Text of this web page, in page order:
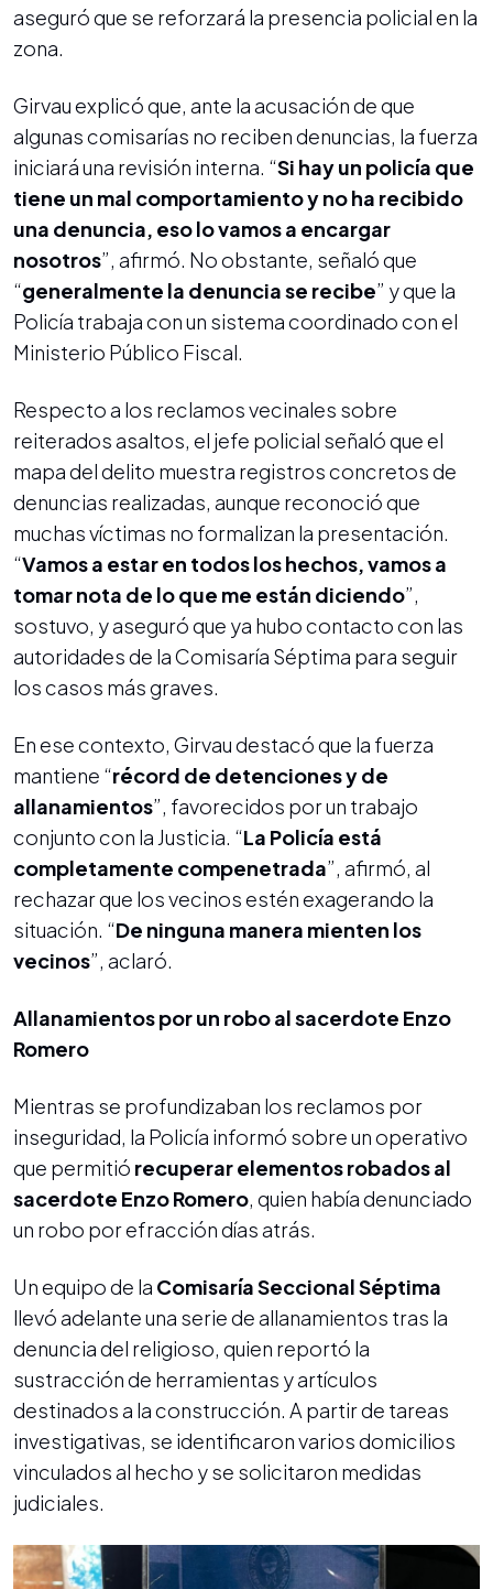
aseguró que se reforzará la presencia policial en la
zona.
Girvau explicó que, ante la acusación de que
algunas comisarías no reciben denuncias, la fuerza
iniciará una revisión interna. “Si hay un policía que
tiene un mal comportamiento y no ha recibido
una denuncia, eso lo vamos a encargar
nosotros”, afirmó. No obstante, señaló que
“generalmente la denuncia se recibe” y que la
Policía trabaja con un sistema coordinado con el
Ministerio Público Fiscal.
Respecto a los reclamos vecinales sobre
reiterados asaltos, el jefe policial señaló que el
mapa del delito muestra registros concretos de
denuncias realizadas, aunque reconoció que
muchas víctimas no formalizan la presentación.
“Vamos a estar en todos los hechos, vamos a
tomar nota de lo que me están diciendo”,
sostuvo, y aseguró que ya hubo contacto con las
autoridades de la Comisaría Séptima para seguir
los casos más graves.
En ese contexto, Girvau destacó que la fuerza
mantiene “récord de detenciones y de
allanamientos”, favorecidos por un trabajo
conjunto con la Justicia. “La Policía está
completamente compenetrada”, afirmó, al
rechazar que los vecinos estén exagerando la
situación. “De ninguna manera mienten los
vecinos”, aclaró.
Allanamientos por un robo al sacerdote Enzo
Romero
Mientras se profundizaban los reclamos por
inseguridad, la Policía informó sobre un operativo
que permitió recuperar elementos robados al
sacerdote Enzo Romero , quien había denunciado
un robo por efracción días atrás.
Un equipo de la Comisaría Seccional Séptima
llevó adelante una serie de allanamientos tras la
denuncia del religioso, quien reportó la
sustracción de herramientas y artículos
destinados a la construcción. A partir de tareas
investigativas, se identificaron varios domicilios
vinculados al hecho y se solicitaron medidas
judiciales.